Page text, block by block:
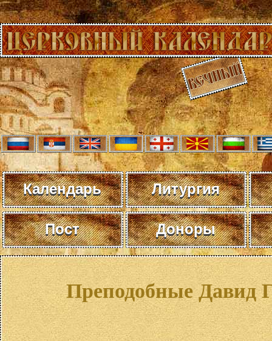
Календарь Литургия
Пост Доноры
Преподобные Давид